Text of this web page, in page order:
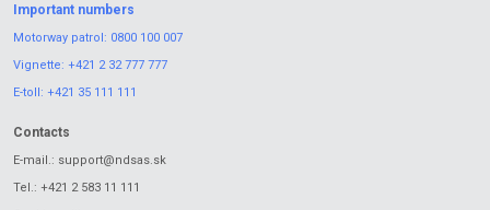
Important numbers
Motorway patrol: 0800 100 007
Vignette: +421 2 32 777 777
E-toll: +421 35 111 111
Contacts
E-mail.: support@ndsas.sk
Tel.: +421 2 583 11 111